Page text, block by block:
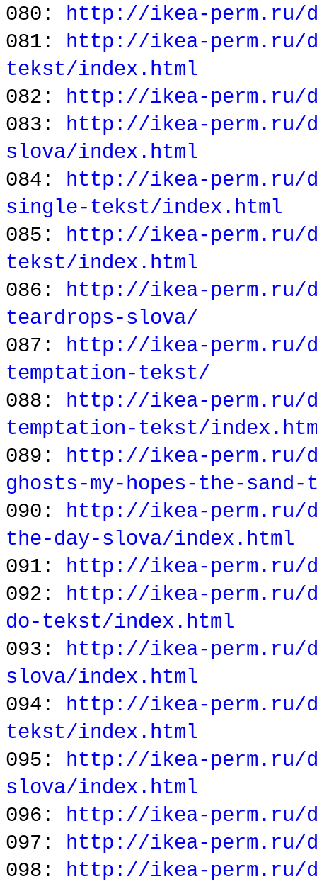
080: http://ikea-perm.ru/
081: http://ikea-perm.ru/
tekst/index.html
082: http://ikea-perm.ru/
083: http://ikea-perm.ru/
slova/index.html
084: http://ikea-perm.ru/
single-tekst/index.html
085: http://ikea-perm.ru/
tekst/index.html
086: http://ikea-perm.ru/
teardrops-slova/
087: http://ikea-perm.ru/
temptation-tekst/
088: http://ikea-perm.ru/
temptation-tekst/
089: http://ikea-perm.ru/
ghosts-my-hopes-the-
090: http://ikea-perm.ru/
the-day-slova/index.html
091: http://ikea-perm.ru/
092: http://ikea-perm.ru/
do-tekst/index.html
093: http://ikea-perm.ru/
slova/index.html
094: http://ikea-perm.ru/
tekst/index.html
095: http://ikea-perm.ru/
slova/index.html
096: http://ikea-perm.ru/
097: http://ikea-perm.ru/
098: http://ikea-perm.ru/